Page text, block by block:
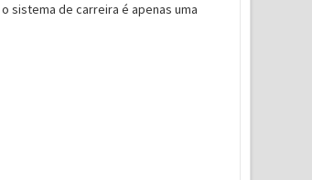
sistema de carreira é apenas uma